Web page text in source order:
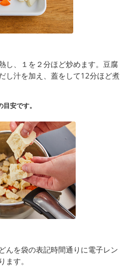
し、１を２分ほど炒めます。豆腐
し汁を加え、蓋をして12分ほど煮
安です。
んを袋の表記時間通りに電子レン
ます。